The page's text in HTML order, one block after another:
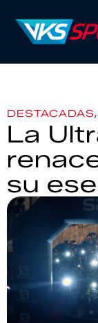
DESTACADAS,
La
su